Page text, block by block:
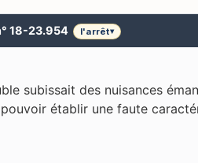
18-23.954 l'arrêt▾
subissait des nuisances
établir une faute